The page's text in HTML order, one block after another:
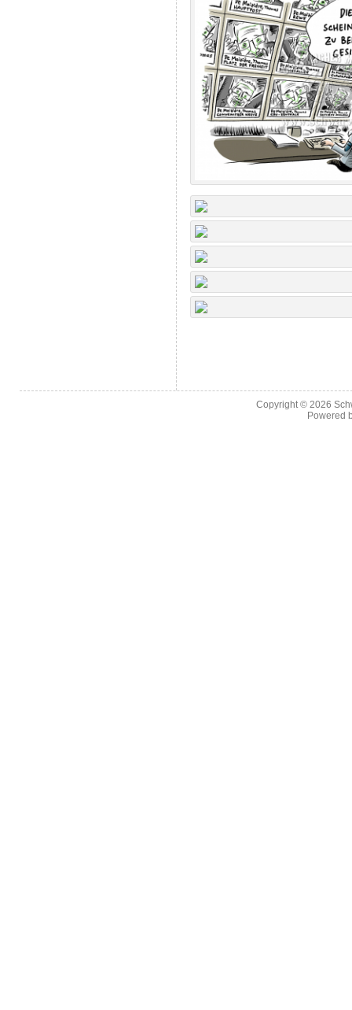
Copyright © 2026
Powered